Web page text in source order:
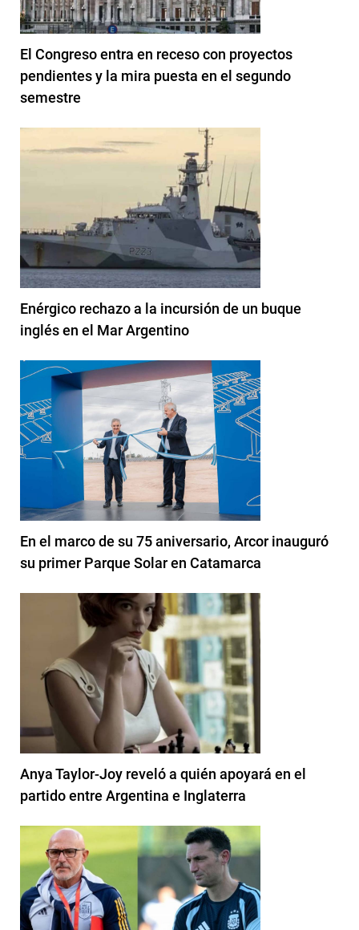
El Congreso entra en receso con proyectos
pendientes y la mira puesta en el segundo
semestre
Enérgico rechazo a la incursión de un buque
inglés en el Mar Argentino
En el marco de su 75 aniversario, Arcor inauguró
su primer Parque Solar en Catamarca
Anya Taylor-Joy reveló a quién apoyará en el
partido entre Argentina e Inglaterra